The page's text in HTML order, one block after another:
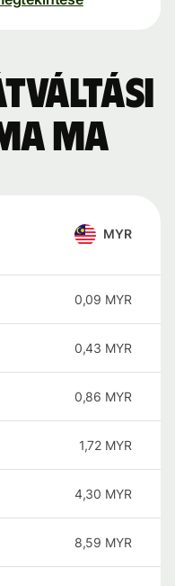
ma
MYR
0,09 MYR
0,43 MYR
0,86 MYR
1,72 MYR
4,30 MYR
8,59 MYR